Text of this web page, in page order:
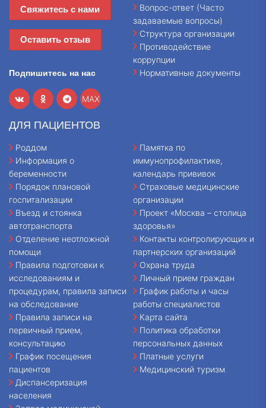
Свяжитесь с нами
Оставить отзыв
Подпишитесь на нас
MAX
Вопрос-ответ (Часто
задаваемые вопросы)
Структура организации
Противодействие
коррупции
Нормативные документы
ДЛЯ ПАЦИЕНТОВ
Роддом
Информация о
беременности
Порядок плановой
госпитализации
Въезд и стоянка
автотранспорта
Отделение неотложной
помощи
Правила подготовки к
исследованиям и
процедурам, правила записи
на обследование
Правила записи на
первичный прием,
консультацию
График посещения
пациентов
Диспансеризация
населения
Памятка по
иммунопрофилактике,
календарь прививок
Страховые медицинские
организации
Проект «Москва – столица
здоровья»
Контакты контролирующих и
партнерских организаций
Охрана труда
Личный прием граждан
График работы и часы
работы специалистов
Карта сайта
Политика обработки
персональных данных
Платные услуги
Медицинский туризм